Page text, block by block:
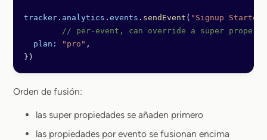
tracker . analytics . events . sendEvent ( "Signup Started"
// per-event, can override a super
  plan:
"pro" ,
})
Orden de fusión:
las super propiedades se añaden primero
las propiedades por evento se fusionan encima